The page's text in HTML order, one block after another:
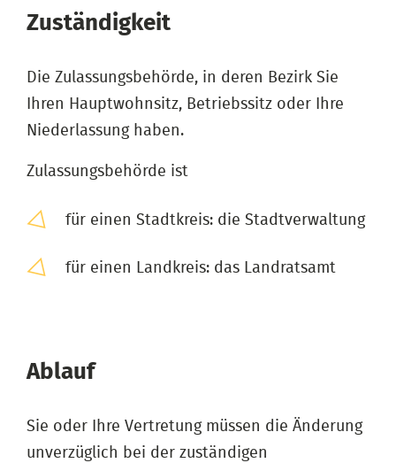
Zuständigkeit
Die Zulassungsbehörde, in deren Bezirk Sie
Ihren Hauptwohnsitz, Betriebssitz oder Ihre
Niederlassung haben.
Zulassungsbehörde ist
für einen Stadtkreis: die Stadtverwaltung
für einen Landkreis: das Landratsamt
Ablauf
Sie oder Ihre Vertretung müssen die Änderung
unverzüglich bei der zuständigen